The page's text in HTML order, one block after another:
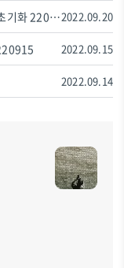
[TIL] Grafana CLI를 사용한 관리자 비밀번호 초기화 220920-22022.09.20
2022.09.15
2022.09.14